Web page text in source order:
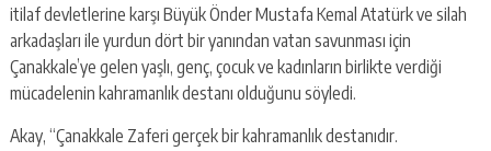
itilaf devletlerine karşı Büyük Önder Mustafa Kemal Atatürk ve silah
arkadaşları ile yurdun dört bir yanından vatan savunması için
Çanakkale’ye gelen yaşlı, genç, çocuk ve kadınların birlikte verdiği
mücadelenin kahramanlık destanı olduğunu söyledi.
Akay, “Çanakkale Zaferi gerçek bir kahramanlık destanıdır.